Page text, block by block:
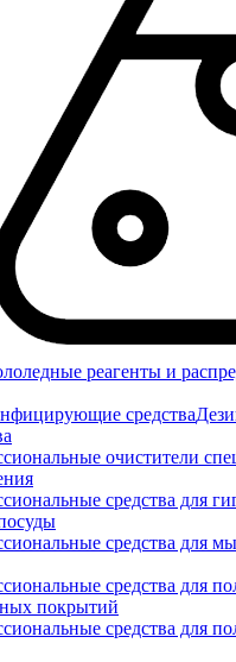
реагенты и
очистители
средства для
средства для
средства для
покрытий
средства для